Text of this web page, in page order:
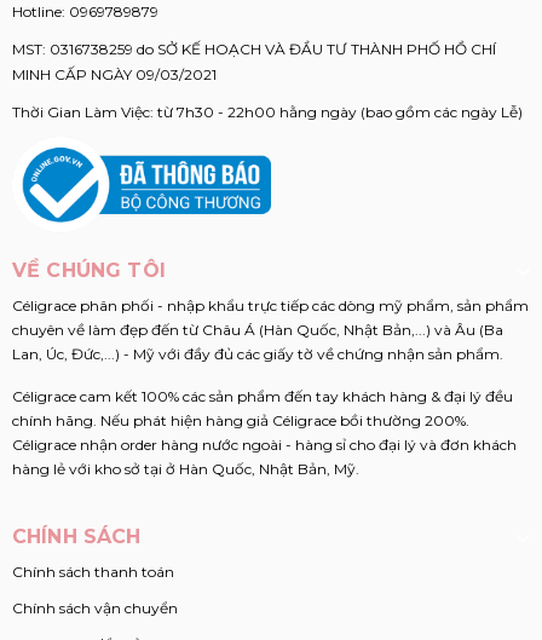
Hotline: 0969789879
MST: 0316738259 do SỞ KẾ HOẠCH VÀ ĐẦU TƯ THÀNH PHỐ HỒ CHÍ
MINH CẤP NGÀY 09/03/2021
Thời Gian Làm Việc: từ 7h30 - 22h00 hằng ngày (bao gồm các ngày Lễ)
VỀ CHÚNG TÔI
Céligrace phân phối - nhập khẩu trực tiếp các dòng mỹ phẩm, sản phẩm
chuyên về làm đẹp đến từ Châu Á (Hàn Quốc, Nhật Bản,...) và Âu (Ba
Lan, Úc, Đức,...) - Mỹ với đầy đủ các giấy tờ về chứng nhận sản phẩm.
Céligrace cam kết 100% các sản phẩm đến tay khách hàng & đại lý đều
chính hãng. Nếu phát hiện hàng giả Céligrace bồi thường 200%.
Céligrace nhận order hàng nước ngoài - hàng sỉ cho đại lý và đơn khách
hàng lẻ với kho sở tại ở Hàn Quốc, Nhật Bản, Mỹ.
CHÍNH SÁCH
Chính sách thanh toán
Chính sách vận chuyển